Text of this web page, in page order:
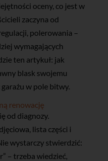
oceny, co jest w
zaczyna od
polerowania –
wymagających
ten artykuł: jak
blask swojemu
w pole bitwy.
renowację
od diagnozy.
lista części i
wystarczy stwierdzić:
– trzeba wiedzieć,